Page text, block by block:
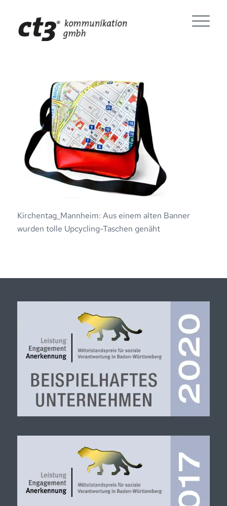
Kirchentag_Mannheim: Aus einem alten Banner
wurden tolle Upcycling-Taschen genäht